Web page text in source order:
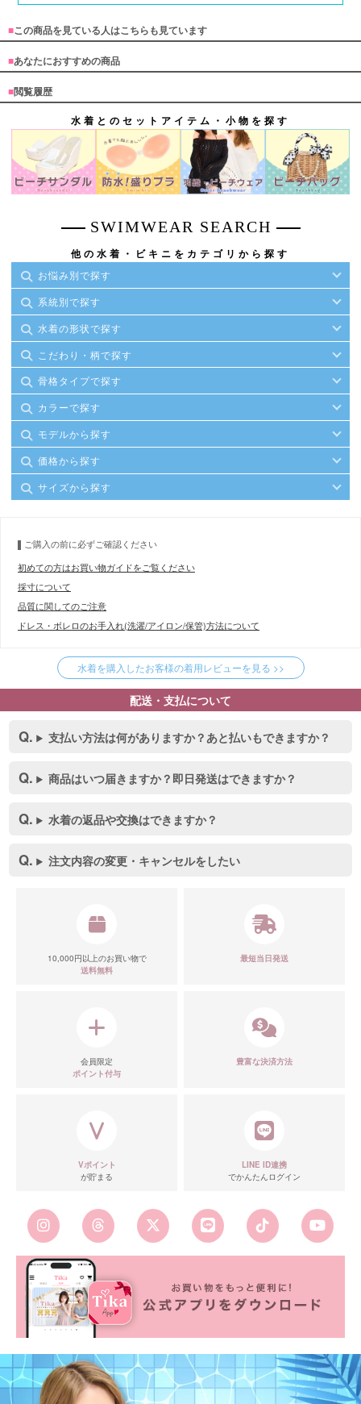
■この商品を見ている人はこちらも見ています
■あなたにおすすめの商品
■閲覧履歴
水着とのセットアイテム・小物を探す
SWIMWEAR SEARCH
他の水着・ビキニをカテゴリから探す
お悩み別で探す
系統別で探す
水着の形状で探す
こだわり・柄で探す
骨格タイプで探す
カラーで探す
モデルから探す
価格から探す
サイズから探す
ご購入の前に必ずご確認ください
初めての方はお買い物ガイドをご覧ください
採寸について
品質に関してのご注意
ドレス・ボレロのお手入れ(洗濯/アイロン/保管)方法について
水着を購入したお客様の着用レビューを見る >>
配送・支払について
支払い方法は何がありますか？あと払いもできますか？
商品はいつ届きますか？即日発送はできますか？
水着の返品や交換はできますか？
注文内容の変更・キャンセルをしたい
10,000円以上のお買い物で
送料無料
最短当日発送
会員限定
ポイント付与
豊富な決済方法
Vポイント
が貯まる
LINE ID連携
でかんたんログイン